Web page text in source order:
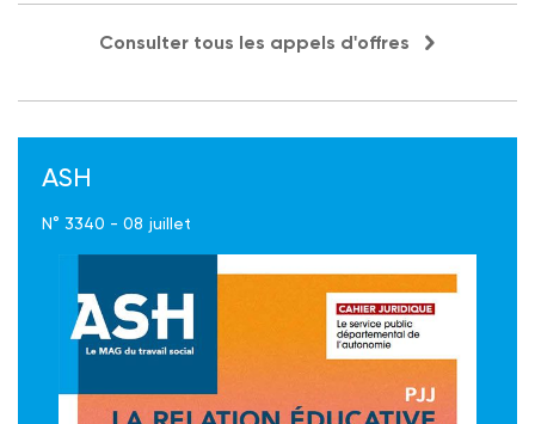
Consulter tous les appels d'offres
ASH
N° 3340 - 08 juillet